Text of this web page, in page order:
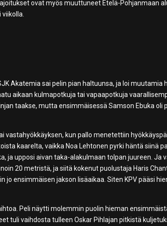
ovat myös muuttuneet Etelä-Pohjanmaan
Akatemia sai pelin pian haltuunsa, ja loi muutamia
aikaan kulmapotkuja tai vapaapotkuja
taakse, mutta ensimmäisessä Samson Ebuka oli
vastahyökkäyksen, kun pallo menetettiin
kaarelta, vaikka Noa Lehtonen pyrki häntä siinä
ja upposi aivan taka-alakulmaan tolpan juureen. Ja
20 metristä, ja siitä kokenut puolustaja Haris
jo ensimmäisen jakson lisäaikaa. Siten KPV pääsi
Peli näytti molemmin puolin hieman
tuli vaihdosta tulleen Oskar Pihlajan pitkistä